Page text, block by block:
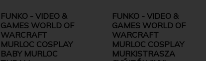
FUNKO - VIDEO &
GAMES WORLD OF
WARCRAFT
MURLOC COSPLAY
BABY MURLOC
FUNKO - VIDEO &
GAMES WORLD OF
WARCRAFT
MURLOC COSPLAY
MURKISTRASZA